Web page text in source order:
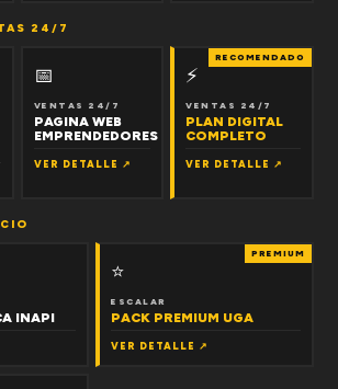
24/7
📅
VENTAS 24/7
PAGINA WEB
EMPRENDEDORES
VER DETALLE ↗
RECOMENDADO
⚡
VENTAS 24/7
PLAN DIGITAL
COMPLETO
VER DETALLE ↗
INAPI
PREMIUM
⭐
ESCALAR
PACK PREMIUM UGA
VER DETALLE ↗